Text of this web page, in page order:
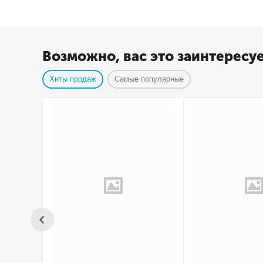
Возможно, вас это
Хиты продаж Самые популярные